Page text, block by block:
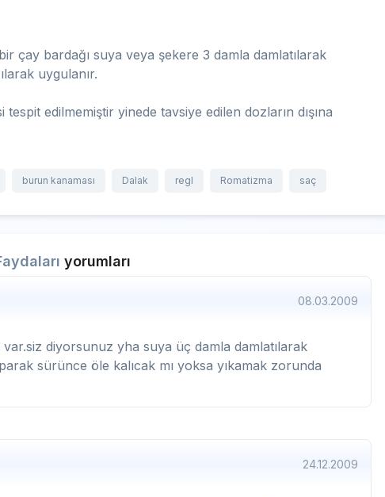
çay bardağı suya veya şekere 3 damla damlatılarak
uygulanır.
edilmemiştir yinede tavsiye edilen dozların dışına
burun kanaması Dalak regl Romatizma saç
yorumları
08.03.2009
var.siz diyorsunuz yha suya üç damla damlatılarak
sürünce öle kalıcak mı yoksa yıkamak zorunda
24.12.2009